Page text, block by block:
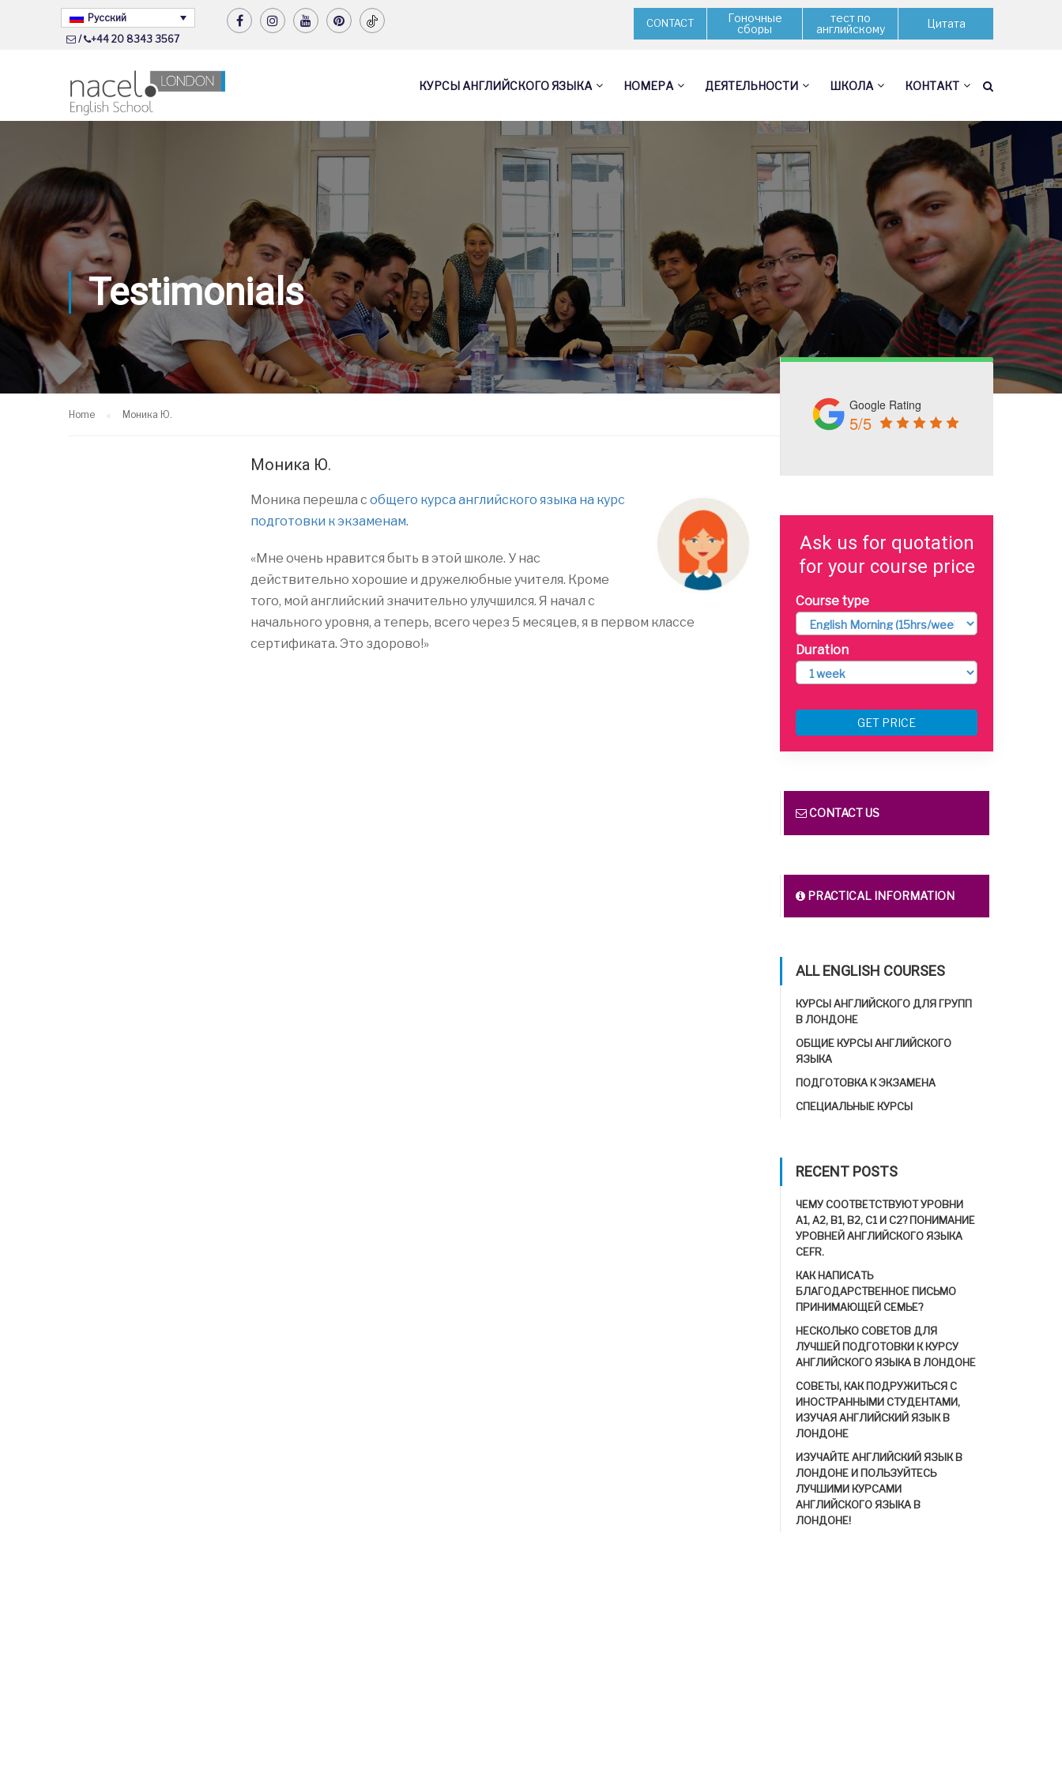
Русский
/
+44 20 8343 3567
Цитата
тест по
английскому
Гоночные
сборы
CONTACT
КУРСЫ АНГЛИЙСКОГО ЯЗЫКА НОМЕРА ДЕЯТЕЛЬНОСТИ ШКОЛА КОНТАКТ
Testimonials
Home Моника Ю.
Моника Ю.
Моника перешла с общего курса английского языка на курс
подготовки к экзаменам.
«Мне очень нравится быть в этой школе. У нас
действительно хорошие и дружелюбные учителя. Кроме
того, мой английский значительно улучшился. Я начал с
начального уровня, а теперь, всего через 5 месяцев, я в первом классе
сертификата. Это здорово!»
Google Rating
5/5
Ask us for quotation
for your course price
Course type
Duration
GET PRICE
CONTACT US
PRACTICAL INFORMATION
ALL ENGLISH COURSES
КУРСЫ АНГЛИЙСКОГО ДЛЯ ГРУПП
В ЛОНДОНЕ
ОБЩИЕ КУРСЫ АНГЛИЙСКОГО
ЯЗЫКА
ПОДГОТОВКА К ЭКЗАМЕНА
СПЕЦИАЛЬНЫЕ КУРСЫ
RECENT POSTS
ЧЕМУ СООТВЕТСТВУЮТ УРОВНИ
A1, A2, B1, B2, C1 И C2? ПОНИМАНИЕ
УРОВНЕЙ АНГЛИЙСКОГО ЯЗЫКА
CEFR.
КАК НАПИСАТЬ
БЛАГОДАРСТВЕННОЕ ПИСЬМО
ПРИНИМАЮЩЕЙ СЕМЬЕ?
НЕСКОЛЬКО СОВЕТОВ ДЛЯ
ЛУЧШЕЙ ПОДГОТОВКИ К КУРСУ
АНГЛИЙСКОГО ЯЗЫКА В ЛОНДОНЕ
СОВЕТЫ, КАК ПОДРУЖИТЬСЯ С
ИНОСТРАННЫМИ СТУДЕНТАМИ,
ИЗУЧАЯ АНГЛИЙСКИЙ ЯЗЫК В
ЛОНДОНЕ
ИЗУЧАЙТЕ АНГЛИЙСКИЙ ЯЗЫК В
ЛОНДОНЕ И ПОЛЬЗУЙТЕСЬ
ЛУЧШИМИ КУРСАМИ
АНГЛИЙСКОГО ЯЗЫКА В
ЛОНДОНЕ!